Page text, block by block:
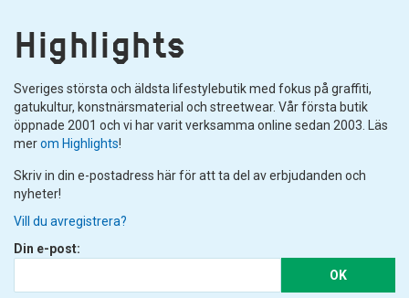
Highlights
Sveriges största och äldsta lifestylebutik med fokus på graffiti,
gatukultur, konstnärsmaterial och streetwear. Vår första butik
öppnade 2001 och vi har varit verksamma online sedan 2003. Läs
merom Highlights!
Skriv in din e-postadress här för att ta del av erbjudanden och
nyheter!
Vill du avregistrera?
Din e-post:
OK